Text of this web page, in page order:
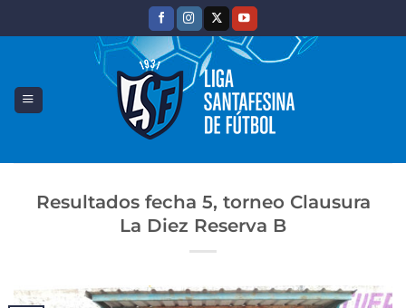
Resultados fecha 5, torneo Clausura
La Diez Reserva B